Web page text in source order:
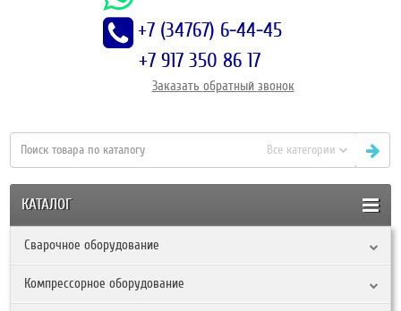
+7 (34767) 6-44-45
+7 917 350 86 17
Заказать обратный звонок
Все категории
КАТАЛОГ
Сварочное оборудование
Компрессорное оборудование